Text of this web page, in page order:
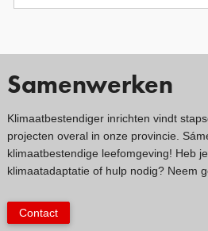
Samenwerken
Klimaatbestendiger inrichten vindt
projecten overal in onze provincie.
klimaatbestendige leefomgeving! Heb
klimaatadaptatie of hulp nodig? Neem
Contact